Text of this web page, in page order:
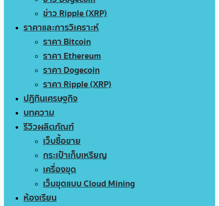
ข่าว Ripple (XRP)
ราคาและการวิเคราะห์
ราคา Bitcoin
ราคา Ethereum
ราคา Dogecoin
ราคา Ripple (XRP)
ปฏิทินเศรษฐกิจ
บทความ
รีวิวผลิตภัณฑ์
เว็บซื้อขาย
กระเป๋าเก็บเหรียญ
เครื่องขุด
เว็บขุดแบบ Cloud Mining
ห้องเรียน